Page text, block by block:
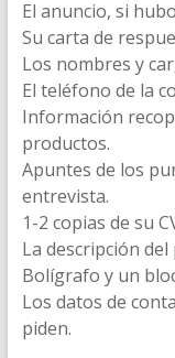
El anuncio, si
Su carta de
Los nombres y
El teléfono de la
Información
productos.
Apuntes de los
entrevista.
1-2 copias de su
La descripción
Bolígrafo y un
Los datos de
piden.